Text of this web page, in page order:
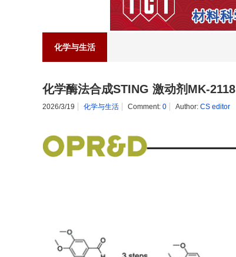
化学与生活
化学酶法合成STING 激动剂MK-2118
2026/3/19 化学与生活 Comment: 0 Author: CS editor